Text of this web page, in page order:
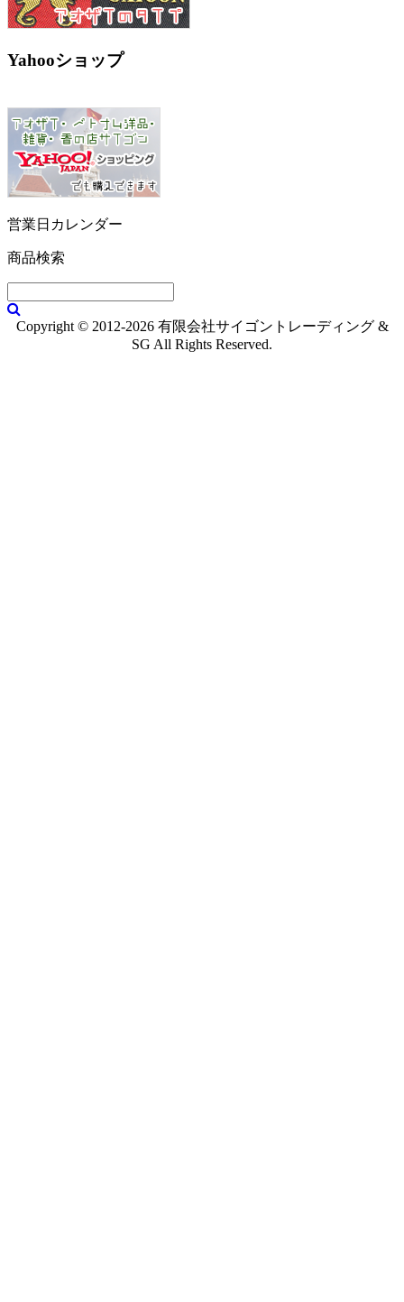
Yahooショップ
営業日カレンダー
商品検索
Copyright © 2012-2026 有限会社サイゴントレーディング &
SG All Rights Reserved.